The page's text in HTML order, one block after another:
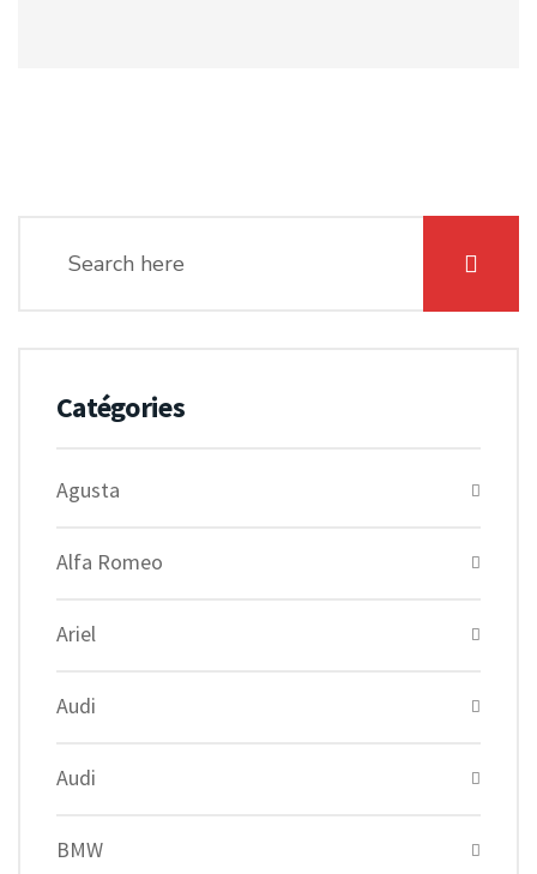
Catégories
Agusta
Alfa Romeo
Ariel
Audi
Audi
BMW